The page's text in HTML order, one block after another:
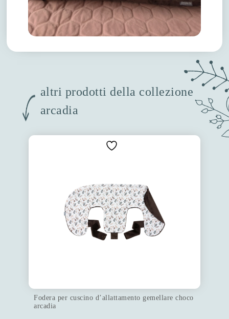
altri prodotti della collezione
arcadia
Fodera per cuscino d’allattamento gemellare choco
arcadia